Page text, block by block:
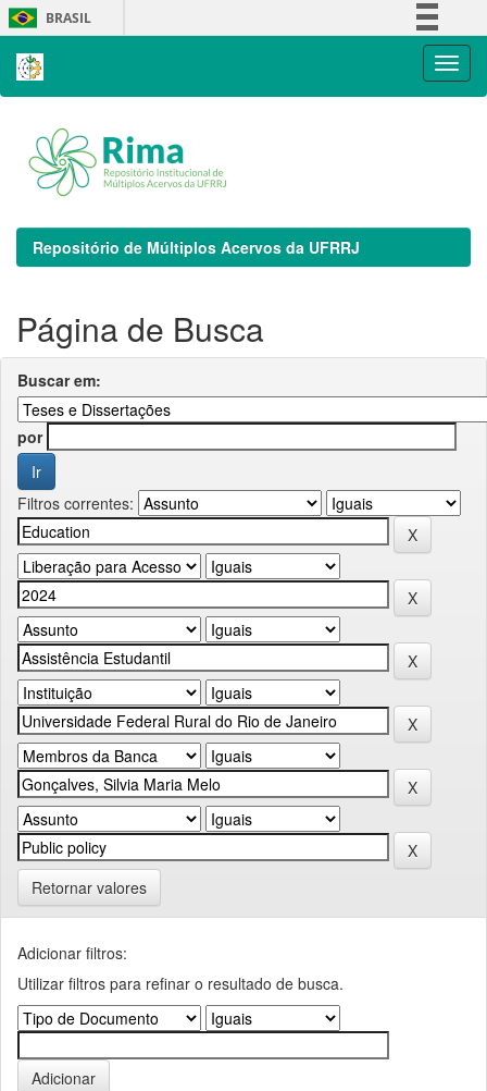
Skip
navigation
BRASIL
Repositório de Múltiplos Acervos da UFRRJ
Página de Busca
Buscar em:
por
Filtros correntes:
Retornar valores
Adicionar filtros:
Utilizar filtros para refinar o resultado de busca.